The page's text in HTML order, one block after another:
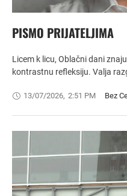
PISMO PRIJATELJIMA
Licem k licu, Oblačni dani
kontrastnu refleksiju. Valja
13/07/2026, 2:51 PM Bez